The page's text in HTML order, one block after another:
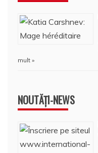
mult »
NOUTĂȚI-NEWS